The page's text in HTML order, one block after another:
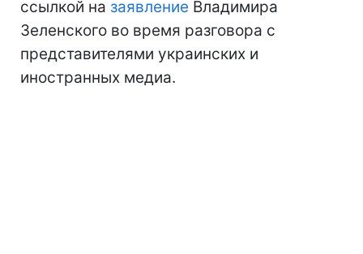
ссылкой на заявление Владимира
Зеленского во время разговора с
представителями украинских и
иностранных медиа.